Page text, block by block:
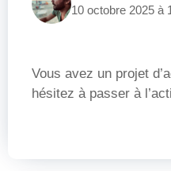
10 octobre 2025 à
Vous avez un projet
hésitez à passer à